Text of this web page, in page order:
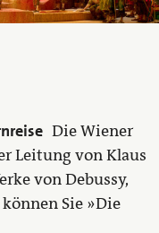
Die Wiener
Leitung von Klaus
von Debussy,
Sie »Die